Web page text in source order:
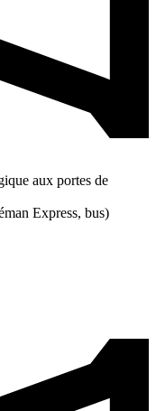
aux portes de
Express, bus)